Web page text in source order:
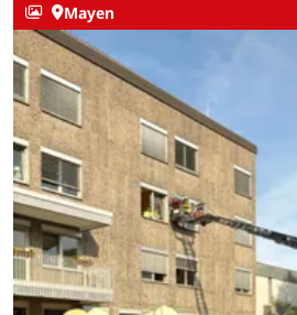
Mayen